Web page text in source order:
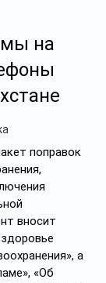
на
поправок
вносит
а
«Об